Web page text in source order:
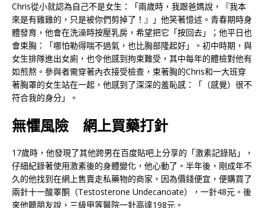
Chris從小就認為自己不是女生：「兩歲時，我跟爸媽說，『我本
來是有雞雞的，只是被你們剪掉了！』」他笑著憶述。青春期時身
體發育，他會在洗澡時按壓乳房，希望把它「按回去」；他平日也
會束胸：「哪怕勒得喘不過氣，也比胸部隆起好」。初中時期，與
女生排隊進出女廁，也令他感到拘束難受，其中每年的體檢對他有
如煎熬。參與者需穿著內衣接受檢查，束著胸的Chris和一大班穿
著胸罩的女生站在一起，他感到了深深的羞恥感：「（感覺）很不
符合我的身分」。
無懼風險 網上買藥打針
17歲時，他發現了其他跨男在百度貼吧上分享的「激素記錄貼」，
仔細紀錄著使用激素後的身體變化，他心動了。半年後，剛成年不
久的他找到在網上售賣走私藥物的商家，因為價錢便宜，便購買了
兩針十一酸睪酮（Testosterone Undecanoate），一針48元。後
來他聽朋友說，三級甲等醫院一針高達198元。